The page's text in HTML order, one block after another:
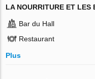
LA NOURRITURE ET LES
Bar du Hall
Restaurant
Plus